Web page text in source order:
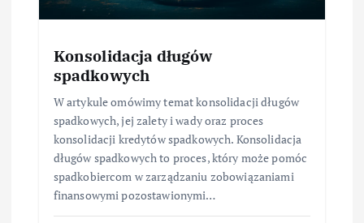
Konsolidacja długów
spadkowych
W artykule omówimy temat konsolidacji długów
spadkowych, jej zalety i wady oraz proces
konsolidacji kredytów spadkowych. Konsolidacja
długów spadkowych to proces, który może pomóc
spadkobiercom w zarządzaniu zobowiązaniami
finansowymi pozostawionymi…